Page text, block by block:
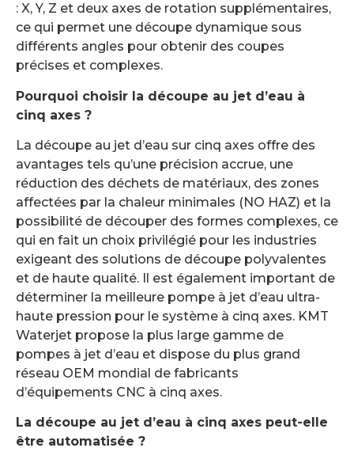
: X, Y, Z et deux axes de rotation supplémentaires,
ce qui permet une découpe dynamique sous
différents angles pour obtenir des coupes
précises et complexes.
Pourquoi choisir la découpe au jet d’eau à
cinq axes ?
La découpe au jet d’eau sur cinq axes offre des
avantages tels qu’une précision accrue, une
réduction des déchets de matériaux, des zones
affectées par la chaleur minimales (NO HAZ) et la
possibilité de découper des formes complexes, ce
qui en fait un choix privilégié pour les industries
exigeant des solutions de découpe polyvalentes
et de haute qualité. Il est également important de
déterminer la meilleure pompe à jet d’eau ultra-
haute pression pour le système à cinq axes. KMT
Waterjet propose la plus large gamme de
pompes à jet d’eau et dispose du plus grand
réseau OEM mondial de fabricants
d’équipements CNC à cinq axes.
La découpe au jet d’eau à cinq axes peut-elle
être automatisée ?